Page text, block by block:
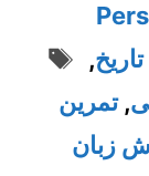
Tags
تاریخ,
,تمرین
زبان